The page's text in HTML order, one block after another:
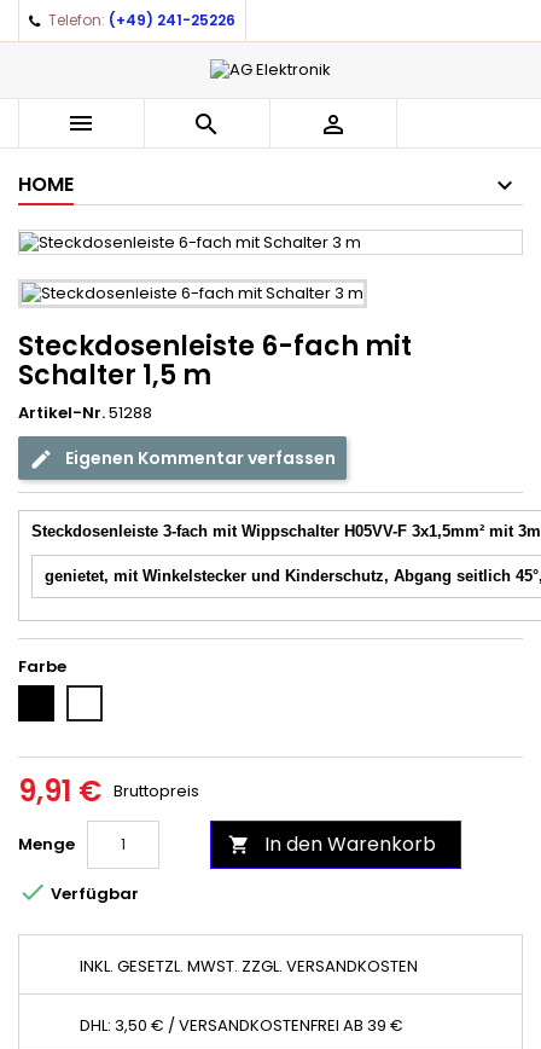
Telefon: (+49) 241-25226
  
HOME
Steckdosenleiste 6-fach mit
Schalter 1,5 m
Artikel-Nr.51288
Eigenen Kommentar verfassen
Steckdosenleiste 3-fach mit Wippschalter H05VV-F 3x1,5mm² mit
genietet, mit Winkelstecker und Kinderschutz, Abgang seitlich
Farbe
Schwarz
9,91 € Bruttopreis
Menge  In den Warenkorb
 Verfügbar
INKL. GESETZL. MWST. ZZGL. VERSANDKOSTEN
DHL: 3,50 € / VERSANDKOSTENFREI AB 39 €